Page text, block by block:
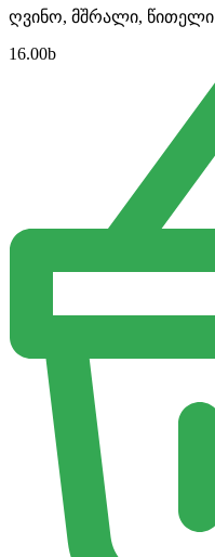
ღვინო, მშრალი, წითელი
16.00b